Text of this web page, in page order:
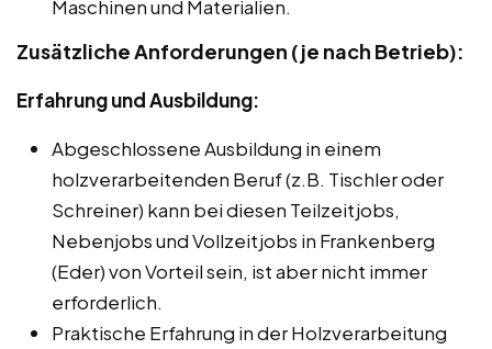
Maschinen und Materialien.
Zusätzliche Anforderungen (je nach Betrieb):
Erfahrung und Ausbildung:
Abgeschlossene Ausbildung in einem
holzverarbeitenden Beruf (z.B. Tischler oder
Schreiner) kann bei diesen Teilzeitjobs,
Nebenjobs und Vollzeitjobs in Frankenberg
(Eder) von Vorteil sein, ist aber nicht immer
erforderlich.
Praktische Erfahrung in der Holzverarbeitung